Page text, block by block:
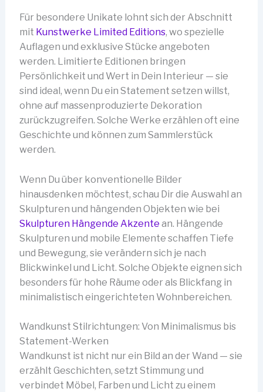
Für besondere Unikate lohnt sich der Abschnitt
mit Kunstwerke Limited Editions, wo spezielle
Auflagen und exklusive Stücke angeboten
werden. Limitierte Editionen bringen
Persönlichkeit und Wert in Dein Interieur — sie
sind ideal, wenn Du ein Statement setzen willst,
ohne auf massenproduzierte Dekoration
zurückzugreifen. Solche Werke erzählen oft eine
Geschichte und können zum Sammlerstück
werden.
Wenn Du über konventionelle Bilder
hinausdenken möchtest, schau Dir die Auswahl an
Skulpturen und hängenden Objekten wie bei
Skulpturen Hängende Akzente an. Hängende
Skulpturen und mobile Elemente schaffen Tiefe
und Bewegung, sie verändern sich je nach
Blickwinkel und Licht. Solche Objekte eignen sich
besonders für hohe Räume oder als Blickfang in
minimalistisch eingerichteten Wohnbereichen.
Wandkunst Stilrichtungen: Von Minimalismus bis
Statement-Werken
Wandkunst ist nicht nur ein Bild an der Wand — sie
erzählt Geschichten, setzt Stimmung und
verbindet Möbel, Farben und Licht zu einem